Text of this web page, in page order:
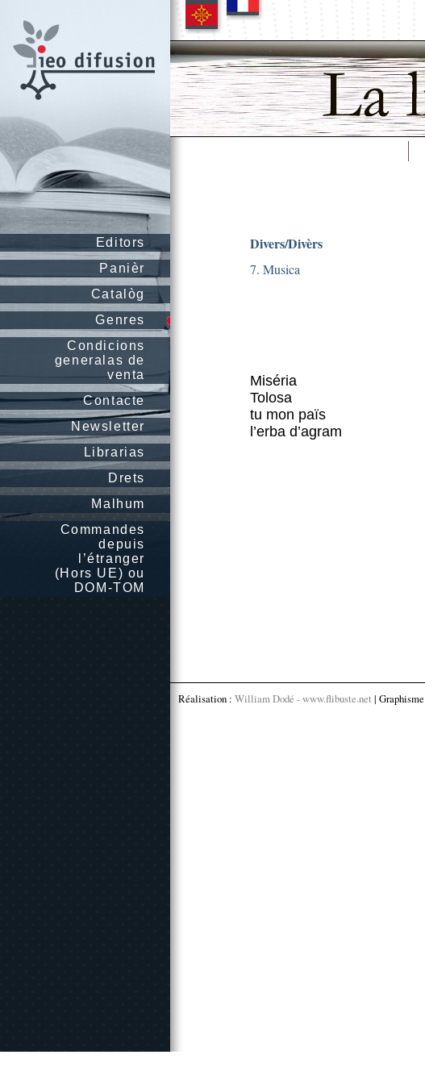
Editors
Panièr
Catalòg
Genres
Condicions
generalas de
venta
Contacte
Newsletter
Librarias
Drets
Malhum
Commandes
depuis
l’étranger
(Hors UE) ou
DOM-TOM
Divers/Divèrs
7. Musica
Miséria
Tolosa
tu mon païs
l’erba d’agram
Réalisation : William Dodé - www.flibuste.net | Graphisme